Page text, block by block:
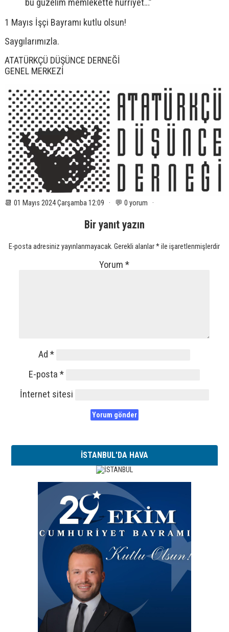
1 Mayıs İşçi Bayramı kutlu olsun!
Saygılarımızla.
ATATÜRKÇÜ DÜŞÜNCE DERNEĞİ
GENEL MERKEZİ
📆 01 Mayıs 2024 Çarşamba 12:09 · 💬 0 yorum ·
Bir yanıt yazın
E-posta adresiniz yayınlanmayacak. Gerekli alanlar*ile işaretlenmişlerdir
Yorum*
Ad*
E-posta*
İnternet sitesi
İSTANBUL'DA HAVA